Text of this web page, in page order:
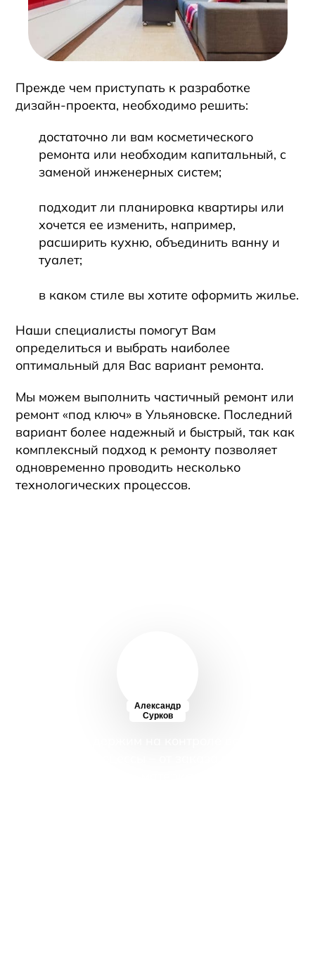
Прежде чем приступать к разработке
дизайн-проекта, необходимо решить:
достаточно ли вам косметического
ремонта или необходим капитальный, с
заменой инженерных систем;
подходит ли планировка квартиры или
хочется ее изменить, например,
расширить кухню, объединить ванну и
туалет;
в каком стиле вы хотите оформить жилье.
Наши специалисты помогут Вам
определиться и выбрать наиболее
оптимальный для Вас вариант ремонта.
Мы можем выполнить частичный ремонт или
ремонт «под ключ» вУльяновске. Последний
вариант более надежный и быстрый, так как
комплексный подход к ремонту позволяет
одновременно проводить несколько
технологических процессов.
Александр
Сурков